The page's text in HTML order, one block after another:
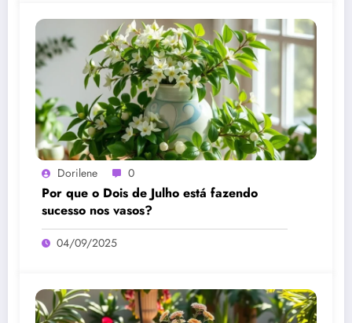
Dorilene 0
Por que o Dois de Julho está fazendo
sucesso nos vasos?
04/09/2025